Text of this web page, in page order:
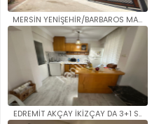
MERSİN YENİŞEHİR/BARBAROS MAH...
EDREMİT AKÇAY İKİZÇAY DA 3+1 S..